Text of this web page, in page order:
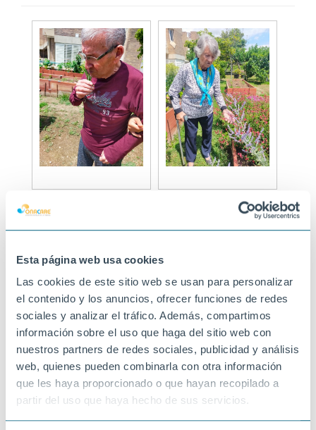
Esta página web usa cookies
Las cookies de este sitio web se usan para personalizar
el contenido y los anuncios, ofrecer funciones de redes
sociales y analizar el tráfico. Además, compartimos
información sobre el uso que haga del sitio web con
nuestros partners de redes sociales, publicidad y análisis
web, quienes pueden combinarla con otra información
que les haya proporcionado o que hayan recopilado a
partir del uso que haya hecho de sus servicios.